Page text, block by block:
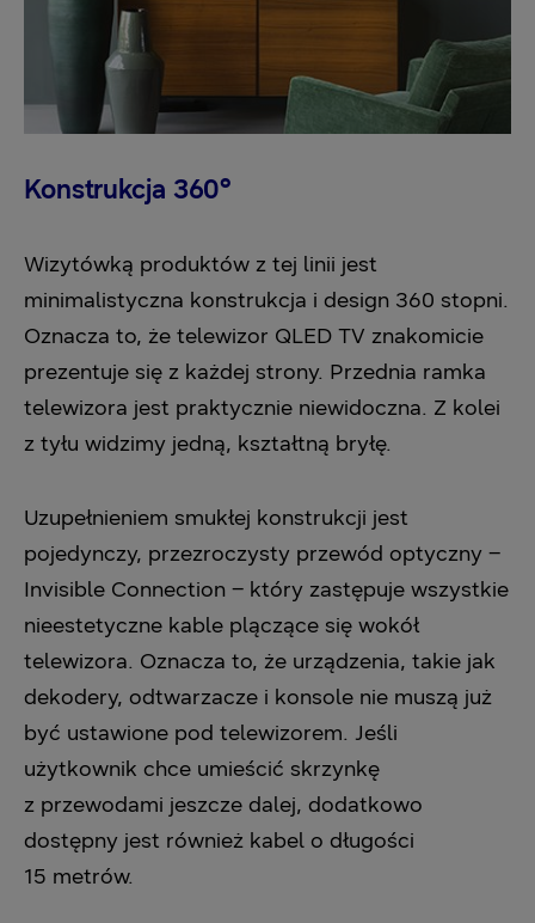
Konstrukcja 360°
Wizytówką produktów z tej linii jest
minimalistyczna konstrukcja i design 360 stopni.
Oznacza to, że telewizor QLED TV znakomicie
prezentuje się z każdej strony. Przednia ramka
telewizora jest praktycznie niewidoczna. Z kolei
z tyłu widzimy jedną, kształtną bryłę.
Uzupełnieniem smukłej konstrukcji jest
pojedynczy, przezroczysty przewód optyczny –
Invisible Connection – który zastępuje wszystkie
nieestetyczne kable plączące się wokół
telewizora. Oznacza to, że urządzenia, takie jak
dekodery, odtwarzacze i konsole nie muszą już
być ustawione pod telewizorem. Jeśli
użytkownik chce umieścić skrzynkę
z przewodami jeszcze dalej, dodatkowo
dostępny jest również kabel o długości
15 metrów.